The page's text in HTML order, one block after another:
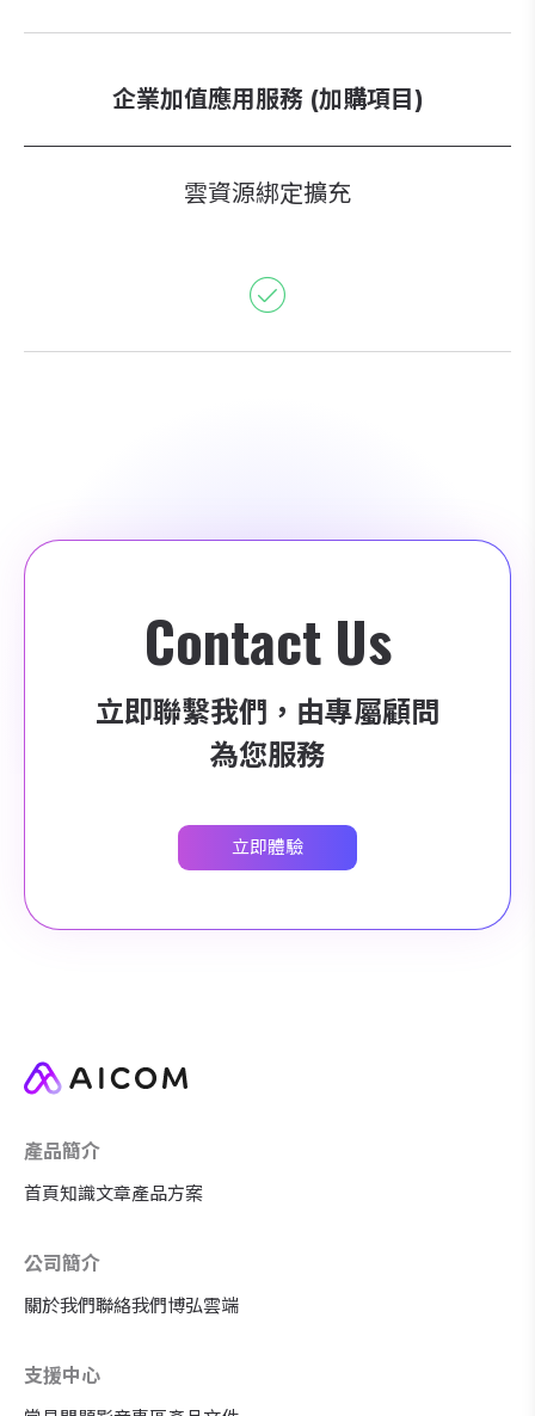
企業加值應用服務 (加購項目)
雲資源綁定擴充
Contact Us
立即聯繫我們，由專屬顧問
為您服務
立即體驗
產品簡介
首頁知識文章產品方案
公司簡介
關於我們聯絡我們博弘雲端
支援中心